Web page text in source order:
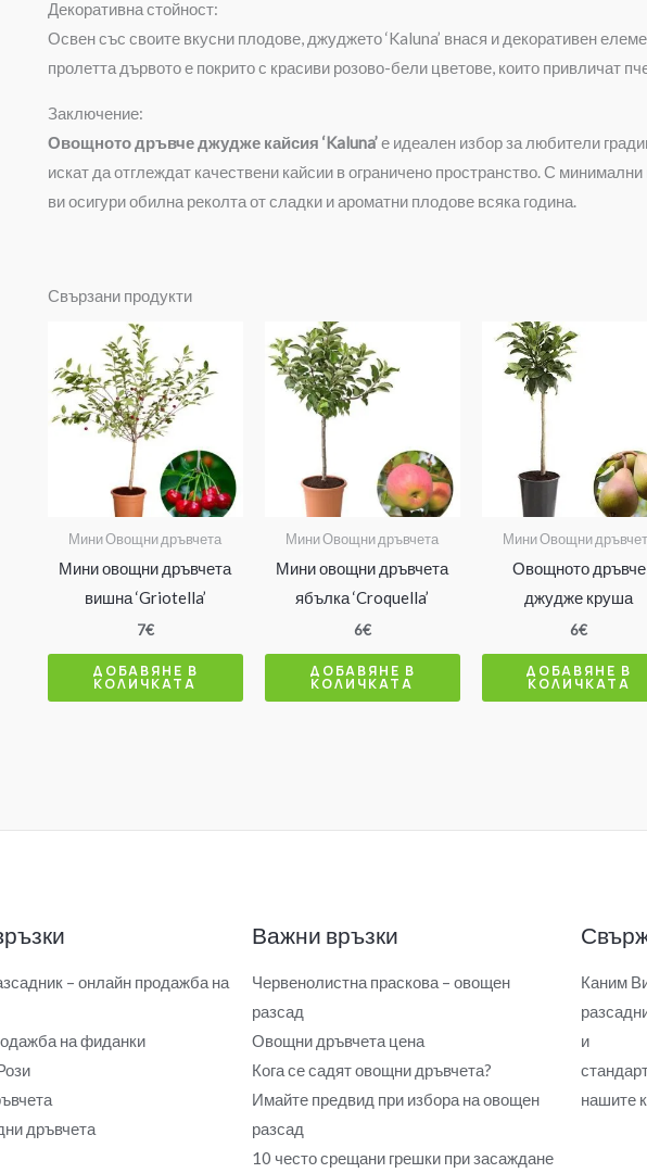
Декоративна стойност:
Освен със своите вкусни плодове, джуджето ‘Kaluna’ внася и декоративен
пролетта дървото е покрито с красиви розово-бели цветове, които привличат
Заключение:
Овощното дръвче джудже кайсия ‘Kaluna’е идеален избор за любители
искат да отглеждат качествени кайсии в ограничено пространство. С
ви осигури обилна реколта от сладки и ароматни плодове всяка година.
Свързани продукти
Мини Овощни дръвчета
Мини овощни дръвчета
вишна ‘Griotella’
7€
ДОБАВЯНЕ В
КОЛИЧКАТА
Мини Овощни дръвчета
Мини овощни дръвчета
ябълка ‘Croquella’
6€
ДОБАВЯНЕ В
КОЛИЧКАТА
Мини Овощни
Овощното дръвче
джудже круша
6€
ДОБАВЯНЕ В
КОЛИЧКАТА
– онлайн продажба на
на фиданки
дръвчета
Важни връзки
Червенолистна праскова – овощен
разсад
Овощни дръвчета цена
Кога се садят овощни дръвчета?
Имайте предвид при избора на овощен
разсад
10 често срещани грешки при засаждане
Каним
и
нашите